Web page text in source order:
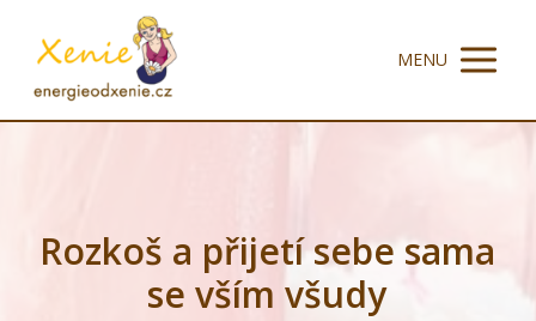
MENU
Rozkoš a přijetí sebe sama
se vším všudy